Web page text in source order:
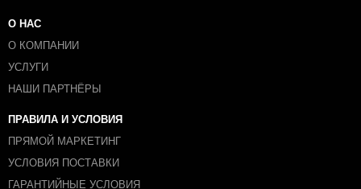
О НАС
О КОМПАНИИ
УСЛУГИ
НАШИ ПАРТНЁРЫ
ПРАВИЛА И УСЛОВИЯ
ПРЯМОЙ МАРКЕТИНГ
УСЛОВИЯ ПОСТАВКИ
ГАРАНТИЙНЫЕ УСЛОВИЯ